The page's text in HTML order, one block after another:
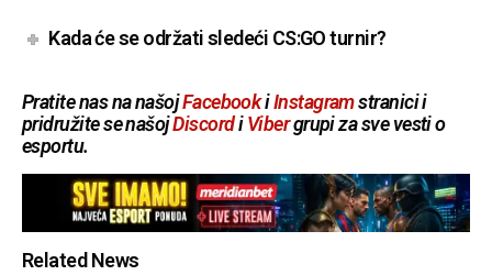
Kada će se održati sledeći CS:GO turnir?
Pratite nas na našojFacebookiInstagramstranici i
pridružite se našojDiscordiVibergrupi za sve vesti o
esportu.
Related News